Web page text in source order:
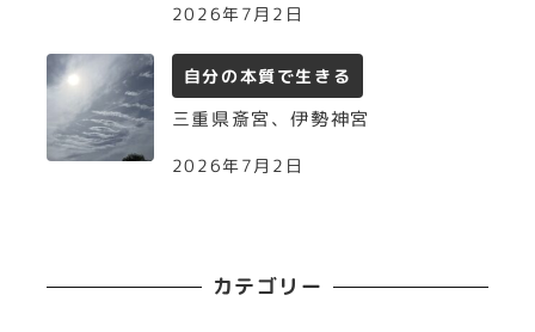
2026年7月2日
自分の本質で生きる
三重県斎宮、伊勢神宮
2026年7月2日
カテゴリー